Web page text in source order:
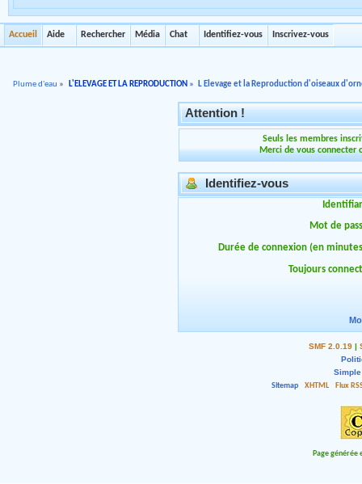
Accueil Aide Rechercher Média Chat Identifiez-vous Inscrivez-vous
Plume d'eau » L'ELEVAGE ET LA REPRODUCTION » L Elevage et la Reproduction d'oiseaux
Attention !
Seuls les membres
Merci de vous connecter
Identifiez-vous
Mot de
Durée de connexion (en
Toujours
SMF 2.0.19 |
Sitemap
XHTML Flux
Page générée